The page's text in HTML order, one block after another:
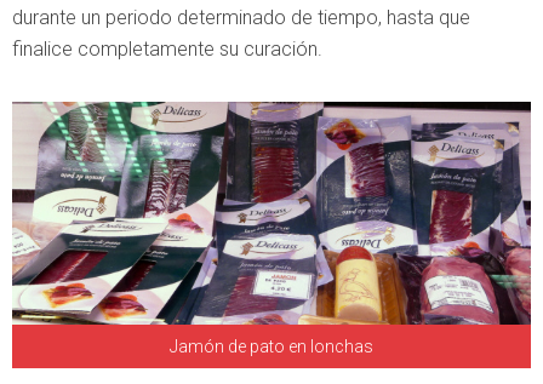
durante un periodo determinado de tiempo, hasta que
finalice completamente su curación.
Jamón de pato en lonchas